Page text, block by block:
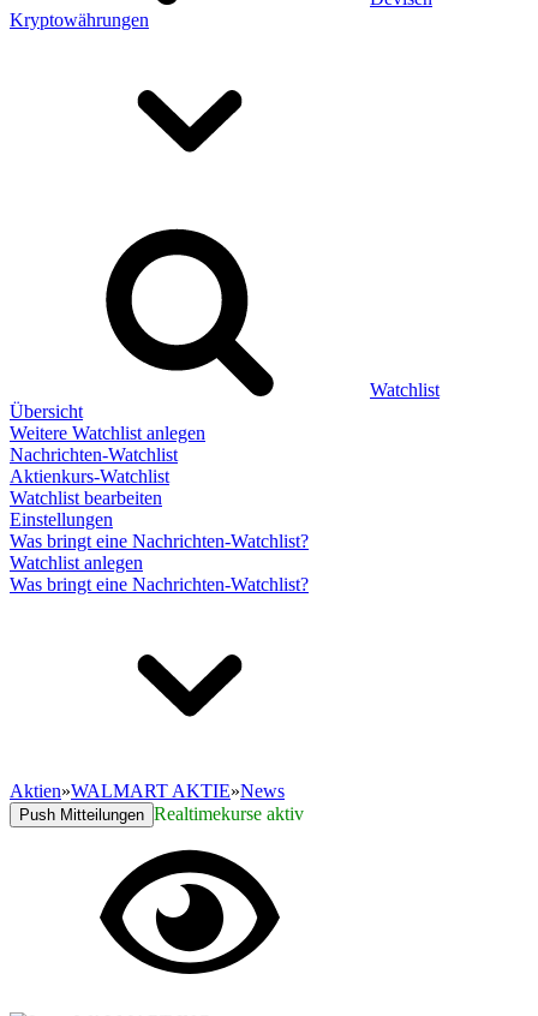
Kryptowährungen
Watchlist
Übersicht
Weitere Watchlist anlegen
Nachrichten-Watchlist
Aktienkurs-Watchlist
Watchlist bearbeiten
Einstellungen
Was bringt eine Nachrichten-Watchlist?
Watchlist anlegen
Was bringt eine Nachrichten-Watchlist?
Aktien»WALMART AKTIE»News
Push Mitteilungen Realtimekurse aktiv